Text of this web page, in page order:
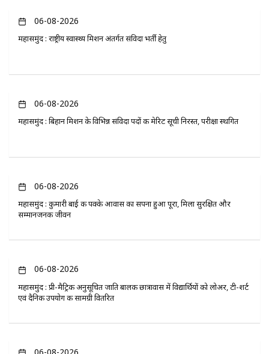
06-08-2026
महासमुंद : राष्ट्रीय स्वास्थ्य मिशन अंतर्गत संविदा भर्ती हेतु
06-08-2026
महासमुंद : बिहान मिशन के विभिन्न संविदा पदों की मेरिट सूची निरस्त, परीक्षा स्थगित
06-08-2026
महासमुंद : कुमारी बाई की पक्के आवास का सपना हुआ पूरा, मिला सुरक्षित और
सम्मानजनक जीवन
06-08-2026
महासमुंद : प्री-मैट्रिक अनुसूचित जाति बालक छात्रावास में विद्यार्थियों को लोअर, टी-शर्ट
एवं दैनिक उपयोग की सामग्री वितरित
06-08-2026